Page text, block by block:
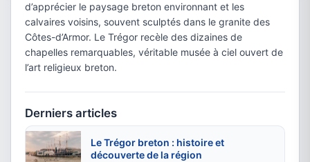
d’apprécier le paysage breton environnant et les
calvaires voisins, souvent sculptés dans le granite des
Côtes-d’Armor. Le Trégor recèle des dizaines de
chapelles remarquables, véritable musée à ciel ouvert de
l’art religieux breton.
Derniers articles
Le Trégor breton : histoire et
découverte de la région